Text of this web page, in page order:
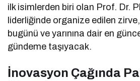
ilk isimlerden biri olan Prof. Dr.
liderliğinde organize edilen
bugünü ve yarınına dair en
gündeme taşıyacak.
İnovasyon Çağında